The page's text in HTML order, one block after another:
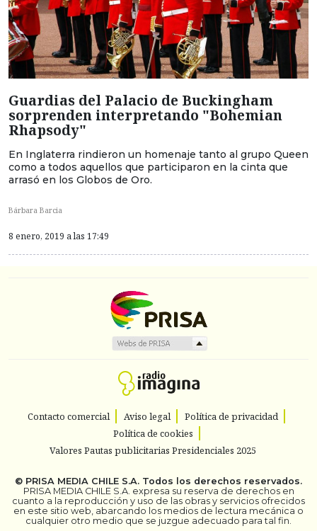
Guardias del Palacio de Buckingham
sorprenden interpretando "Bohemian
Rhapsody"
En Inglaterra rindieron un homenaje tanto al grupo Queen
como a todos aquellos que participaron en la cinta que
arrasó en los Globos de Oro.
Bárbara Barcia
8 enero, 2019 a las 17:49
Contacto comercial Aviso legal
Política de privacidad
Política de cookies
Valores Pautas publicitarias Presidenciales 2025
© PRISA MEDIA CHILE S.A. Todos los derechos reservados.
PRISA MEDIA CHILE S.A. expresa su reserva de derechos en
cuanto a la reproducción y uso de las obras y servicios ofrecidos
en este sitio web, abarcando los medios de lectura mecánica o
cualquier otro medio que se juzgue adecuado para tal fin.